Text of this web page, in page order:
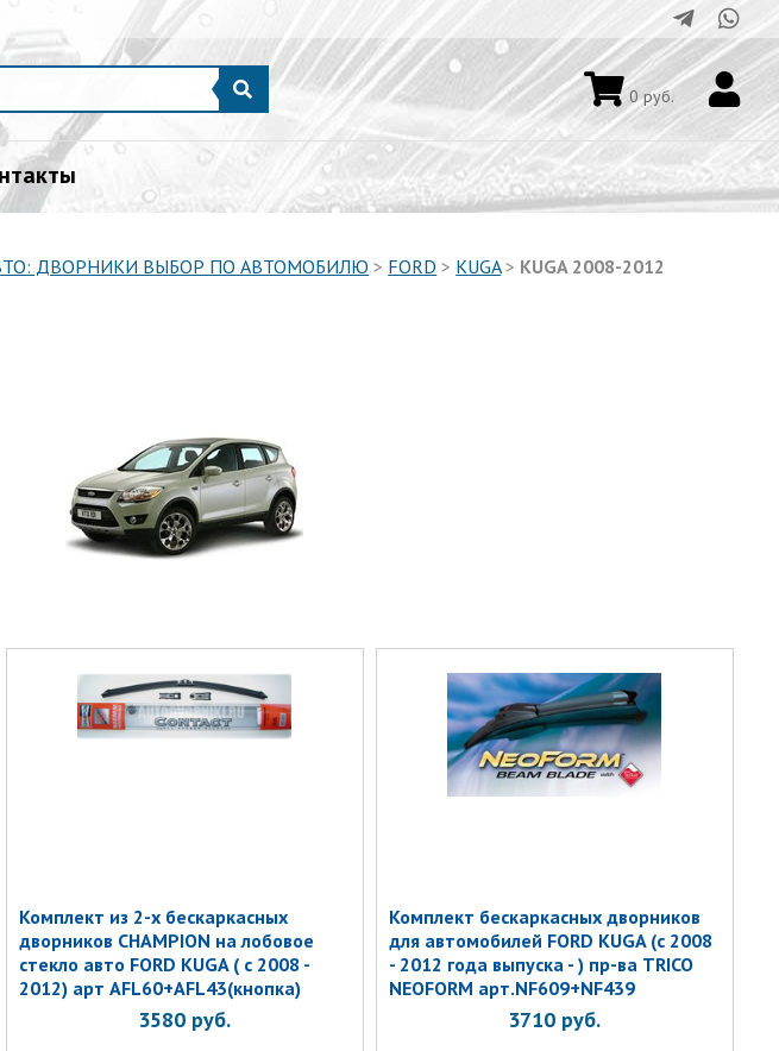
0руб.
ДВОРНИКИ ВЫБОР ПО АВТОМОБИЛЮ > FORD > KUGA> KUGA 2008-2012
Комплект из 2-х бескаркасных
дворников CHAMPION на лобовое
стекло авто FORD KUGA ( с 2008 -
2012) арт AFL60+AFL43(кнопка)
3580 руб.
Комплект бескаркасных дворников
для автомобилей FORD KUGA (c 2008
- 2012 года выпуска - ) пр-ва TRICO
NEOFORM арт.NF609+NF439
3710 руб.